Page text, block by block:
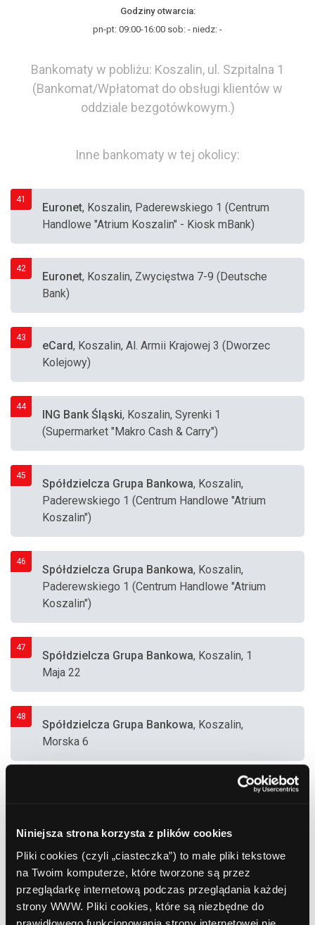
Niniejsza strona korzysta z plików cookies
Pliki cookies (czyli „ciasteczka”) to małe pliki tekstowe
na Twoim komputerze, które tworzone są przez
przeglądarkę internetową podczas przeglądania każdej
strony WWW. Pliki cookies, które są niezbędne do
Godziny otwarcia:
pn-pt: 09:00-16:00 sob: - niedz: -
Bankomaty w pobliżu: Koszalin, ul. Szpitalna 1
(Bankomat/Wpłatomat do obsługi klientów w
oddziale bezgotówkowym.)
Inne bankomaty w tej okolicy:
41
Euronet, Koszalin, Paderewskiego 1 (Centrum
Handlowe "Atrium Koszalin" - Kiosk mBank)
42
Euronet, Koszalin, Zwycięstwa 7-9 (Deutsche
Bank)
43
eCard, Koszalin, Al. Armii Krajowej 3 (Dworzec
Kolejowy)
44
ING Bank Śląski, Koszalin, Syrenki 1
(Supermarket "Makro Cash & Carry")
45
Spółdzielcza Grupa Bankowa, Koszalin,
Paderewskiego 1 (Centrum Handlowe "Atrium
Koszalin")
46
Spółdzielcza Grupa Bankowa, Koszalin,
Paderewskiego 1 (Centrum Handlowe "Atrium
Koszalin")
47
Spółdzielcza Grupa Bankowa, Koszalin, 1
Maja 22
48
Spółdzielcza Grupa Bankowa, Koszalin,
Morska 6
, Koszalin, Andersa 15 (Supermarket
50
Euronet , Koszalin, Morska 53 (Supermarket
"Biedronka")